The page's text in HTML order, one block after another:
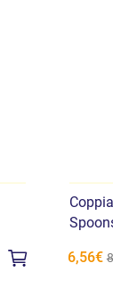
6,56€